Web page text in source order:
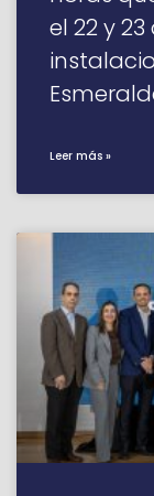
el 22 y
Leer más »